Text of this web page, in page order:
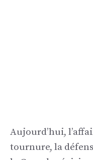
Aujourd’hui,
tournure, la